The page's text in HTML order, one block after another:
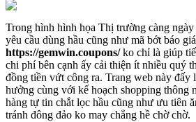
Trong hình hình họa Thị trường càng
yêu cầu dùng hầu cũng như mã bớt báo
https://gemwin.coupons/ko chỉ là giúp
chi phí bên cạnh ấy cải thiện ít nhiều quý
đồng tiền vứt công ra. Trang web này đấy
hưởng cùng với kế hoạch shopping thông
hàng tự tin chắt lọc hầu cũng như ưu tiên
tránh đông đảo ko may chẳng hề chờ chờ.